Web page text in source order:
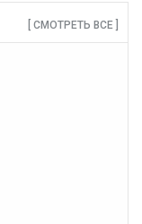
[ СМОТРЕТЬ ВСЕ ]